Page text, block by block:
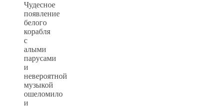
Чудесное
появление
белого
корабля
с
алыми
парусами
и
невероятной
музыкой
ошеломило
и